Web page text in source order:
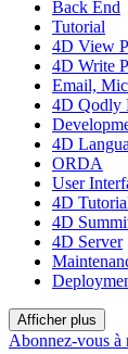
Back End
Tutorial
4D View
4D Write
Email,
4D Qodly
4D
ORDA
User
4D
4D
4D Server
Afficher plus
Abonnez-vous à